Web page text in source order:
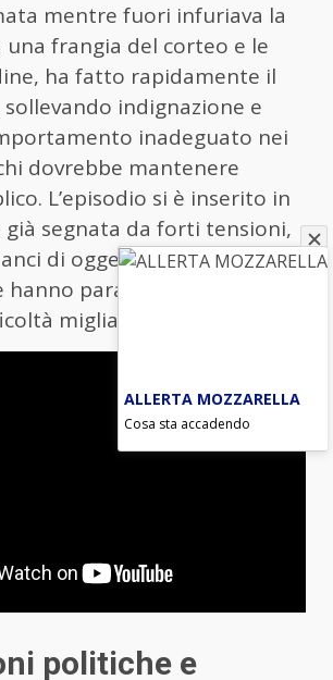
mentre fuori infuriava la
frangia del corteo e le
ha fatto rapidamente il
indignazione e
inadeguato nei
dovrebbe mantenere
L’episodio si è inserito in
segnata da forti tensioni,
di oggetti e blocchi
paralizzato il traffico e
migliaia di pendolari.
politiche e
ALLERTA MOZZARELLA
Cosa sta accadendo